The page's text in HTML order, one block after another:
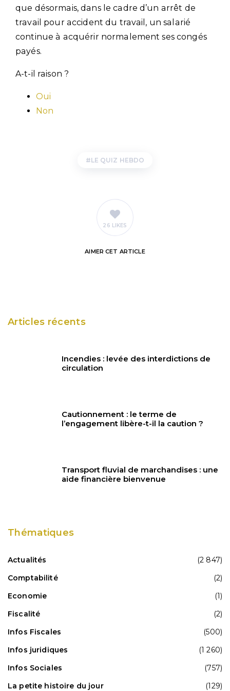
que désormais, dans le cadre d’un arrêt de
travail pour accident du travail, un salarié
continue à acquérir normalement ses congés
payés.
A-t-il raison ?
Oui
Non
LE QUIZ HEBDO
26 LIKES
AIMER CET ARTICLE
Articles récents
Incendies : levée des interdictions de
circulation
Cautionnement : le terme de
l’engagement libère-t-il la caution ?
Transport fluvial de marchandises : une
aide financière bienvenue
Thématiques
Actualités
(2 847)
Comptabilité
(2)
Economie
(1)
Fiscalité
(2)
Infos Fiscales
(500)
Infos juridiques
(1 260)
Infos Sociales
(757)
La petite histoire du jour
(129)